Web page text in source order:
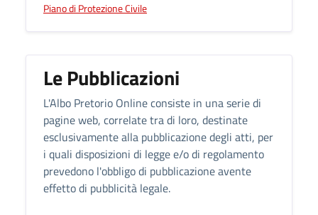
Piano di Protezione Civile
Le Pubblicazioni
L'Albo Pretorio Online consiste in una serie di
pagine web, correlate tra di loro, destinate
esclusivamente alla pubblicazione degli atti, per
i quali disposizioni di legge e/o di regolamento
prevedono l'obbligo di pubblicazione avente
effetto di pubblicità legale.